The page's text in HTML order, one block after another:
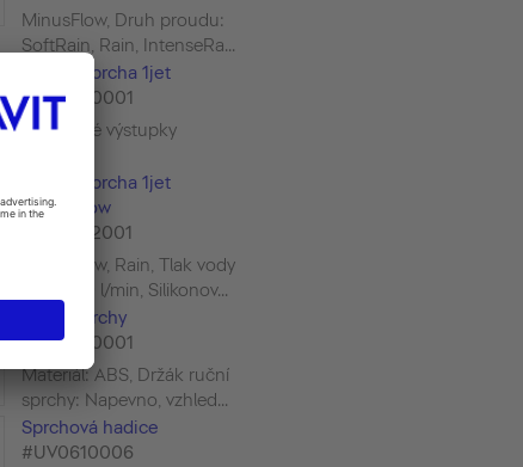
MinusFlow, Druh proudu:
SoftRain, Rain, IntenseRa...
Tyčová sprcha 1jet
#UV0640001
Silikonové výstupky
Tyčová sprcha 1jet
MinusFlow
#UV0642001
MinusFlow, Rain, Tlak vody
(3 bar): 9 l/min, Silikonov...
Držák sprchy
#UV0620001
Materiál: ABS, Držák ruční
sprchy: Napevno, vzhled...
Sprchová hadice
#UV0610006